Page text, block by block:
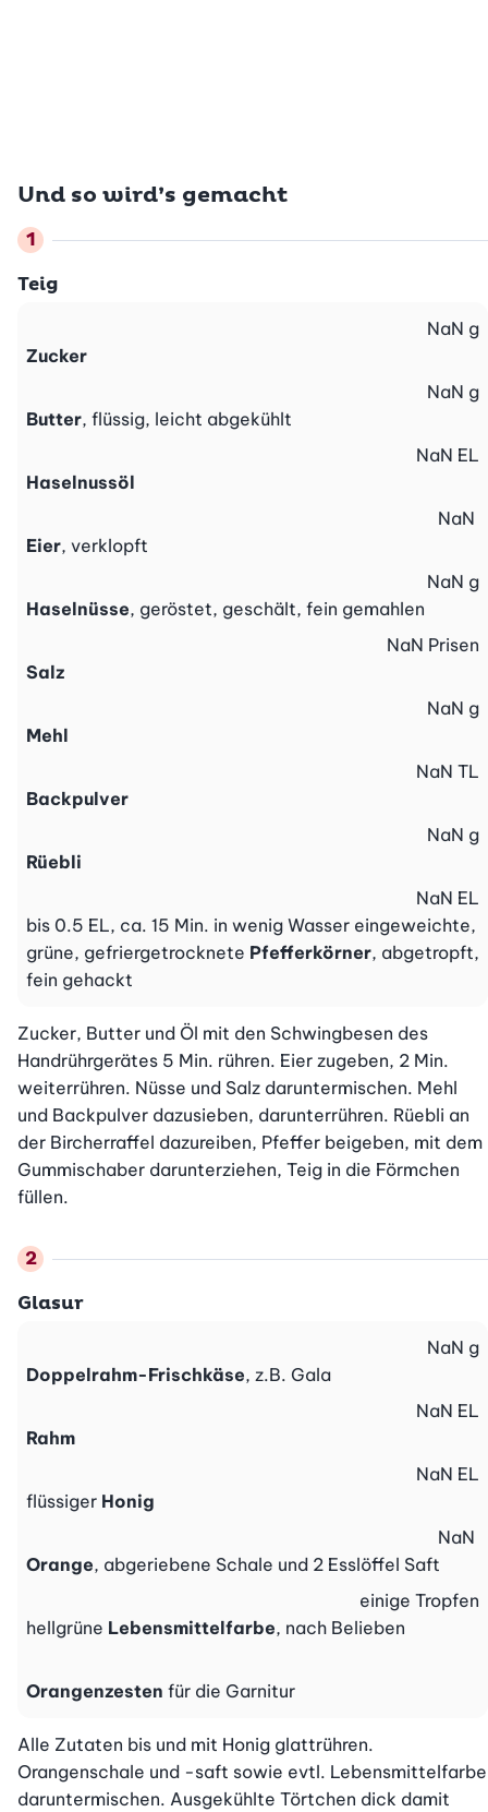
Und so wird’s gemacht
Teig
Zucker
NaN g
Butter, flüssig, leicht abgekühlt
NaN g
Haselnussöl
NaN EL
Eier, verklopft
NaN
Haselnüsse, geröstet, geschält, fein gemahlen
NaN g
Salz
NaN Prisen
Mehl
NaN g
Backpulver
NaN TL
Rüebli
NaN g
bis 0.5 EL, ca. 15 Min. in wenig Wasser eingeweichte,
grüne, gefriergetrocknete Pfefferkörner, abgetropft,
fein gehackt
NaN EL
Zucker, Butter und Öl mit den Schwingbesen des
Handrührgerätes 5 Min. rühren. Eier zugeben, 2 Min.
weiterrühren. Nüsse und Salz daruntermischen. Mehl
und Backpulver dazusieben, darunterrühren. Rüebli an
der Bircherraffel dazureiben, Pfeffer beigeben, mit dem
Gummischaber darunterziehen, Teig in die Förmchen
füllen.
Glasur
Doppelrahm-Frischkäse, z.B. Gala
NaN g
Rahm
NaN EL
flüssiger Honig
NaN EL
Orange, abgeriebene Schale und 2 Esslöffel Saft
NaN
hellgrüne Lebensmittelfarbe, nach Belieben
einige Tropfen
Orangenzesten für die Garnitur
Alle Zutaten bis und mit Honig glattrühren.
Orangenschale und -saft sowie evtl. Lebensmittelfarbe
daruntermischen. Ausgekühlte Törtchen dick damit